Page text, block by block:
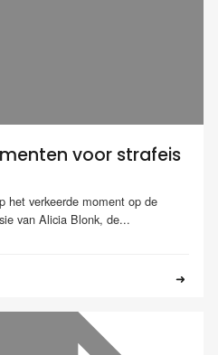
voor strafeis
het verkeerde moment op de
van Alicia Blonk, de...